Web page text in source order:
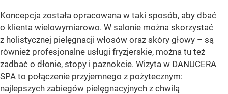
Koncepcja została opracowana w taki sposób, aby dbać
o klienta wielowymiarowo. W salonie można skorzystać
z holistycznej pielęgnacji włosów oraz skóry głowy – są
również profesjonalne usługi fryzjerskie, można tu też
zadbać o dłonie, stopy i paznokcie. Wizyta w DANUCERA
SPA to połączenie przyjemnego z pożytecznym:
najlepszych zabiegów pielęgnacyjnych z chwilą